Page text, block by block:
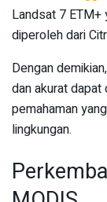
Landsat 7
diperoleh dari
Dengan
dan akurat dapat
pemahaman
lingkungan.